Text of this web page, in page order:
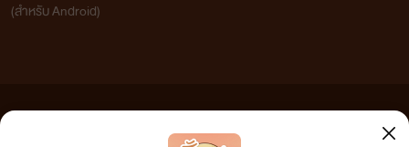
(สำหรับ Android)
เว็บไซต์แห่งนี้ไม่ได้เห็นด้วยและไม่ขอรับผิดชอบต่อข้อความใดๆ ทั้งสิ้น ดังนั้นผู้อ่านทุกท่านโปรดใช้